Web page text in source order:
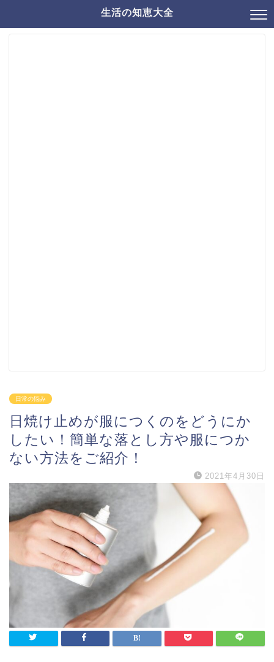
生活の知恵大全
日常の悩み
日焼け止めが服につくのをどうにか
したい！簡単な落とし方や服につか
ない方法をご紹介！
2021年4月30日